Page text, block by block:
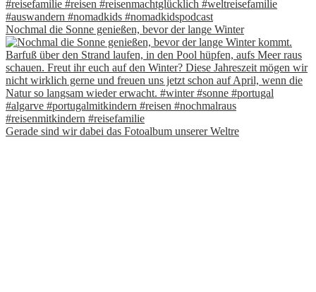
Nochmal die Sonne genießen, bevor der lange Winter
Gerade sind wir dabei das Fotoalbum unserer Weltre